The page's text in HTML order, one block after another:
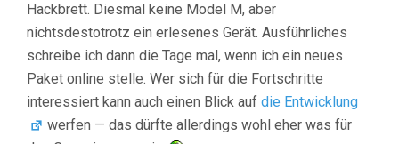
Hackbrett. Diesmal keine Model M, aber
nichtsdestotrotz ein erlesenes Gerät. Ausführliches
schreibe ich dann die Tage mal, wenn ich ein neues
Paket online stelle. Wer sich für die Fortschritte
interessiert kann auch einen Blick auf die Entwicklung
werfen — das dürfte allerdings wohl eher was für